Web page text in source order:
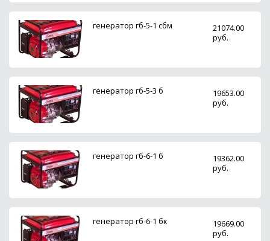
генератор гб-5-1 сбм
21074.00
руб.
генератор гб-5-3 б
19653.00
руб.
генератор гб-6-1 б
19362.00
руб.
генератор гб-6-1 бк
19669.00
руб.